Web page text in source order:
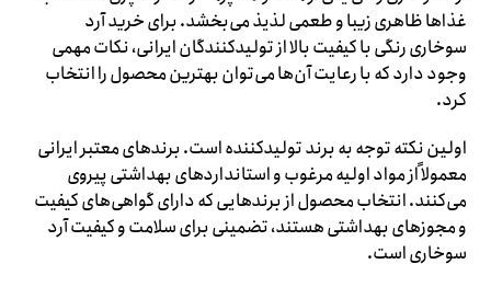
غذاها ظاهری زیبا و طعمی لذیذ می‌بخشد. برای خرید آرد
سوخاری رنگی با کیفیت بالا از تولیدکنندگان ایرانی، نکات مهمی
وجود دارد که با رعایت آن‌ها می‌توان بهترین محصول را انتخاب
کرد.
اولین نکته توجه به برند تولیدکننده است. برندهای معتبر ایرانی
معمولاً از مواد اولیه مرغوب و استانداردهای بهداشتی پیروی
می‌کنند. انتخاب محصول از برندهایی که دارای گواهی‌های کیفیت
و مجوزهای بهداشتی هستند، تضمینی برای سلامت و کیفیت آرد
سوخاری است.